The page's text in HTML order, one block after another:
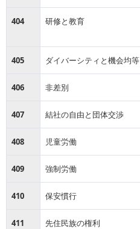
404 研修と教育
405 ダイバーシティと機会均等
406 非差別
407 結社の自由と団体交渉
408 児童労働
409 強制労働
410 保安慣行
411 先住民族の権利